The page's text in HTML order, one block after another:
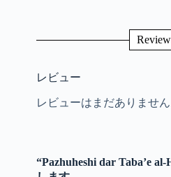
レビュー
レビューはまだありません
“Pazhuheshi dar Taba’e